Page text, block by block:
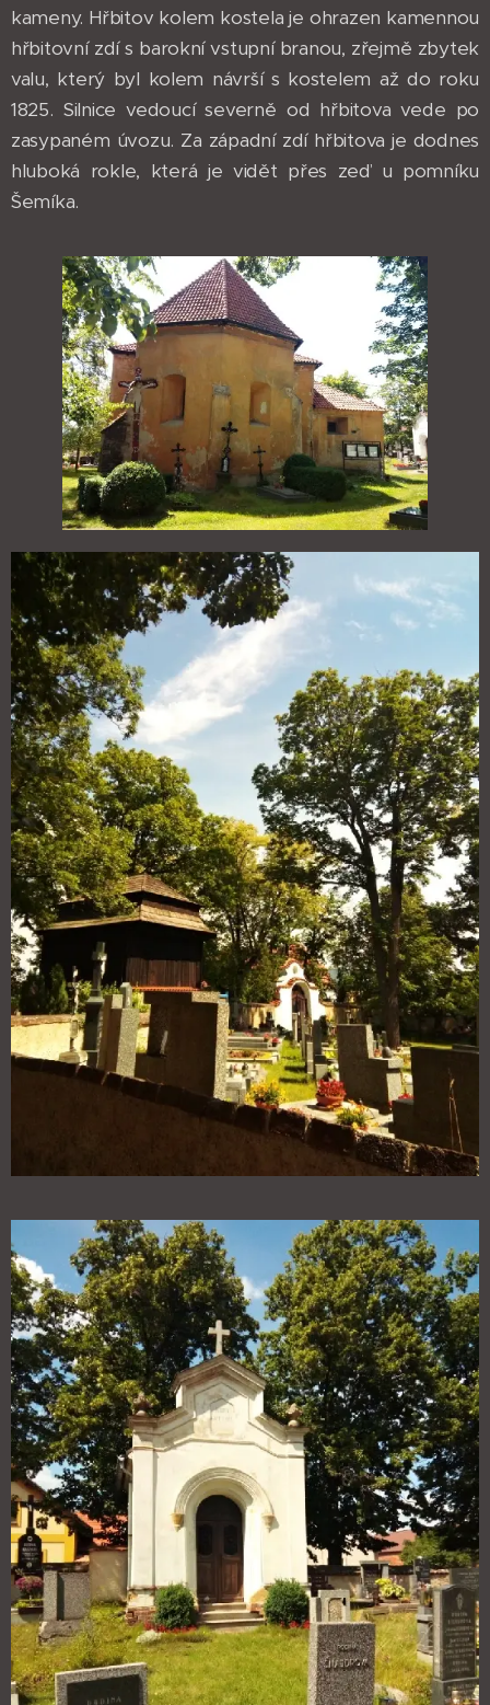
kameny. Hřbitov kolem kostela je ohrazen kamennou
hřbitovní zdí s barokní vstupní branou, zřejmě zbytek
valu, který byl kolem návrší s kostelem až do roku
1825. Silnice vedoucí severně od hřbitova vede po
zasypaném úvozu. Za západní zdí hřbitova je dodnes
hluboká rokle, která je vidět přes zeď u pomníku
Šemíka.